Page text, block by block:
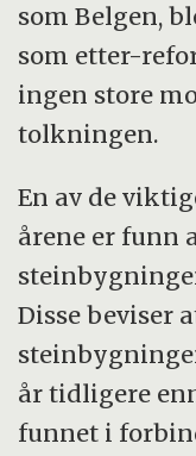
som Belgen,
som etter-
ingen store
tolkningen.
En av de
årene er funn
Disse beviser
år tidligere
funnet i